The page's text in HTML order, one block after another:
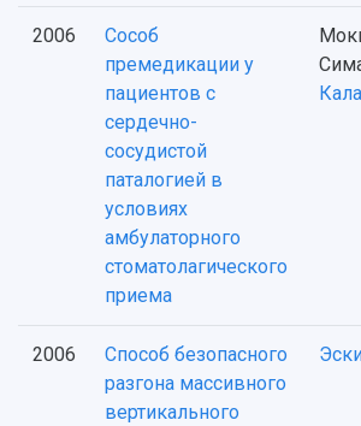
2006
Сособ
премедикации у
пациентов с
сердечно-
сосудистой
паталогией в
условиях
амбулаторного
стоматолагического
приема
2006
Способ безопасного
разгона массивного
вертикального